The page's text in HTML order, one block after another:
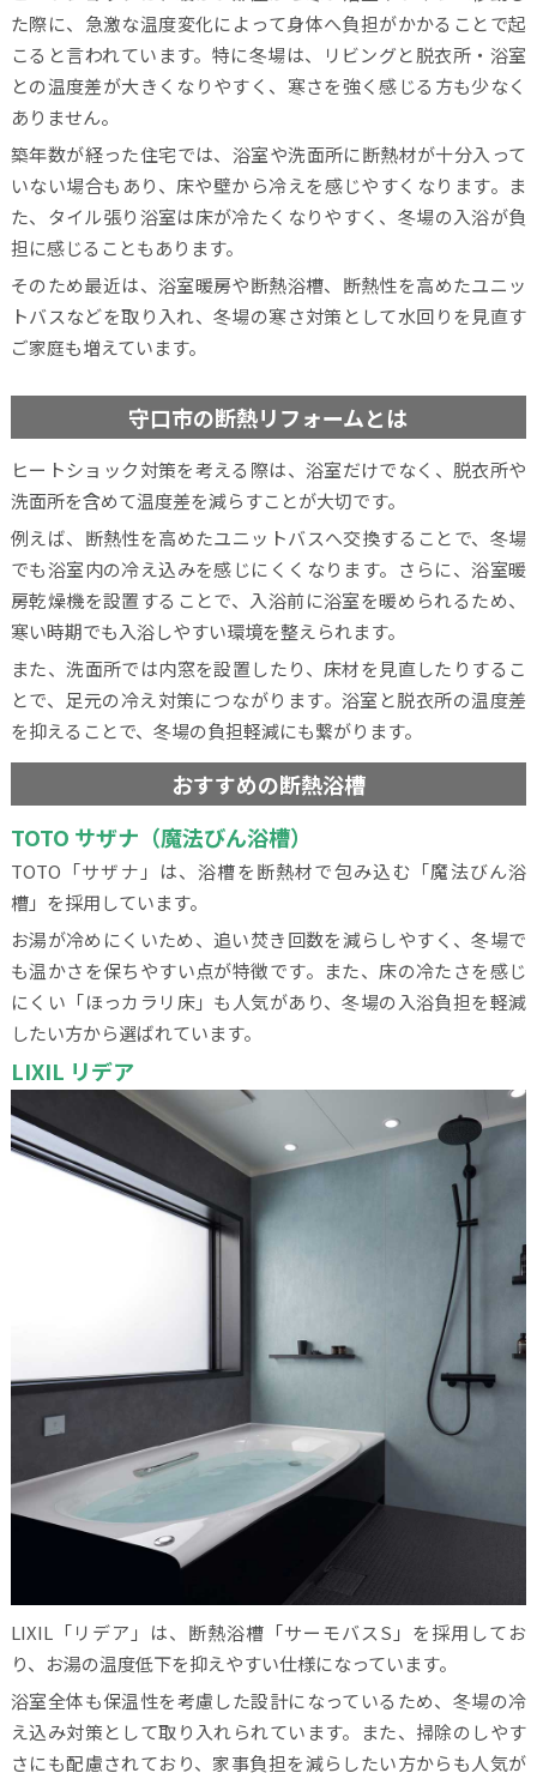
た際に、急激な温度変化によって身体へ負担がかかることで起
こると言われています。特に冬場は、リビングと脱衣所・浴室
との温度差が大きくなりやすく、寒さを強く感じる方も少なく
ありません。
築年数が経った住宅では、浴室や洗面所に断熱材が十分入って
いない場合もあり、床や壁から冷えを感じやすくなります。ま
た、タイル張り浴室は床が冷たくなりやすく、冬場の入浴が負
担に感じることもあります。
そのため最近は、浴室暖房や断熱浴槽、断熱性を高めたユニッ
トバスなどを取り入れ、冬場の寒さ対策として水回りを見直す
ご家庭も増えています。
守口市の断熱リフォームとは
ヒートショック対策を考える際は、浴室だけでなく、脱衣所や
洗面所を含めて温度差を減らすことが大切です。
例えば、断熱性を高めたユニットバスへ交換することで、冬場
でも浴室内の冷え込みを感じにくくなります。さらに、浴室暖
房乾燥機を設置することで、入浴前に浴室を暖められるため、
寒い時期でも入浴しやすい環境を整えられます。
また、洗面所では内窓を設置したり、床材を見直したりするこ
とで、足元の冷え対策につながります。浴室と脱衣所の温度差
を抑えることで、冬場の負担軽減にも繋がります。
おすすめの断熱浴槽
TOTO サザナ（魔法びん浴槽）
TOTO「サザナ」は、浴槽を断熱材で包み込む「魔法びん浴
槽」を採用しています。
お湯が冷めにくいため、追い焚き回数を減らしやすく、冬場で
も温かさを保ちやすい点が特徴です。また、床の冷たさを感じ
にくい「ほっカラリ床」も人気があり、冬場の入浴負担を軽減
したい方から選ばれています。
LIXIL リデア
LIXIL「リデア」は、断熱浴槽「サーモバスS」を採用してお
り、お湯の温度低下を抑えやすい仕様になっています。
浴室全体も保温性を考慮した設計になっているため、冬場の冷
え込み対策として取り入れられています。また、掃除のしやす
さにも配慮されており、家事負担を減らしたい方からも人気が